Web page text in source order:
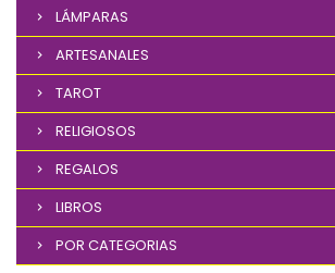
LÁMPARAS
ARTESANALES
TAROT
RELIGIOSOS
REGALOS
LIBROS
POR CATEGORIAS